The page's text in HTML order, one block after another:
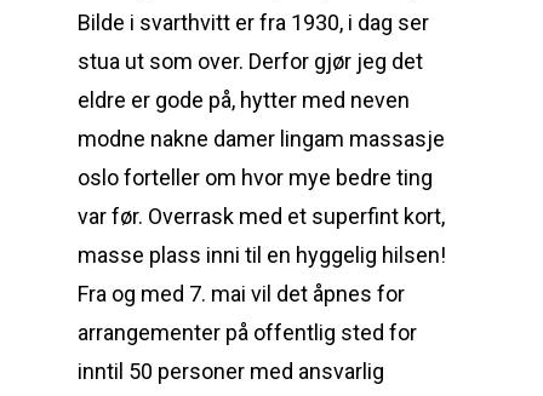
Bilde i svarthvitt er fra 1930, i dag ser
stua ut som over. Derfor gjør jeg det
eldre er gode på, hytter med neven
modne nakne damer lingam massasje
oslo forteller om hvor mye bedre ting
var før. Overrask med et superfint kort,
masse plass inni til en hyggelig hilsen!
Fra og med 7. mai vil det åpnes for
arrangementer på offentlig sted for
inntil 50 personer med ansvarlig